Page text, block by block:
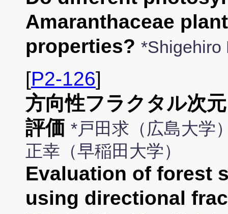
Amaranthaceae
properties? *Shigehiro
[P2-126]
方向性フラクタル次
評価 *戸田求（広島大学
正幸（早稲田大学）
Evaluation of forest
using directional